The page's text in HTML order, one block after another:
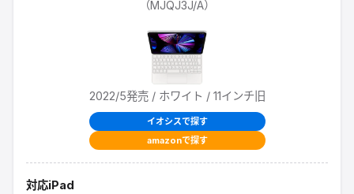
（MJQJ3J/A）
2022/5発売/ ホワイト / 11インチ旧
イオシスで探す
amazonで探す
対応iPad